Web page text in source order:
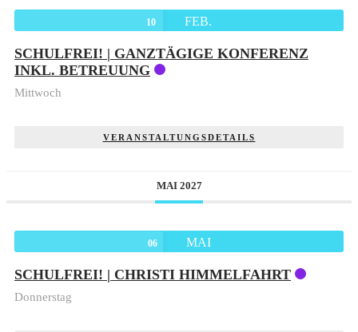
10 FEB.
SCHULFREI! | GANZTÄGIGE KONFERENZ
INKL. BETREUUNG
Mittwoch
VERANSTALTUNGSDETAILS
MAI 2027
06 MAI
SCHULFREI! | CHRISTI HIMMELFAHRT
Donnerstag